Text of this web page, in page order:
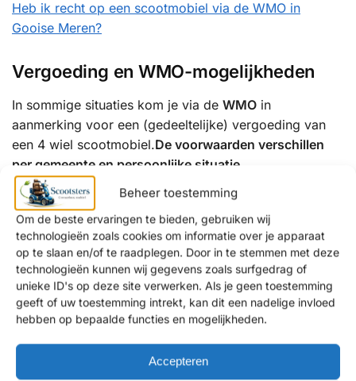
Beheer toestemming
Om de beste ervaringen te bieden, gebruiken wij
technologieën zoals cookies om informatie over je apparaat
op te slaan en/of te raadplegen. Door in te stemmen met deze
technologieën kunnen wij gegevens zoals surfgedrag of
unieke ID's op deze site verwerken. Als je geen toestemming
geeft of uw toestemming intrekt, kan dit een nadelige invloed
hebben op bepaalde functies en mogelijkheden.
Accepteren
Heb ik recht op een scootmobiel via de WMO in
Gooise Meren?
Vergoeding en WMO-mogelijkheden
In sommige situaties kom je via de WMO in
aanmerking voor een (gedeeltelijke) vergoeding van
een 4 wiel scootmobiel.De voorwaarden verschillen
per gemeente en persoonlijke situatie.
Wij informeren je graag over:
de mogelijkheden binnen de WMO
een eventuele eigen bijdrage
alternatieven als je aanvraag wordt afgewezen
Waarom kiezen klanten uit Gooise
Meren voor Scootsters?
✔ Persoonlijk en eerlijk advies